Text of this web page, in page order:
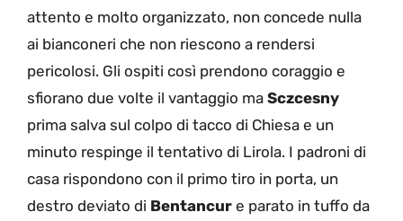
attento e molto organizzato, non concede nulla
ai bianconeri che non riescono a rendersi
pericolosi. Gli ospiti così prendono coraggio e
sfiorano due volte il vantaggio ma Sczcesny
prima salva sul colpo di tacco di Chiesa e un
minuto respinge il tentativo di Lirola. I padroni di
casa rispondono con il primo tiro in porta, un
destro deviato di Bentancur e parato in tuffo da